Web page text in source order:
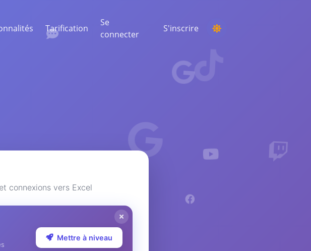
ORGANISER UN CONCOURS
Choisir un gagnant au hasard parmi les
sentiment sur les
ou réactions.
concurrents et l'ensemble du marché
Tarification
Se
connecter
S'inscrire
connexions vers Excel
Mettre à niveau